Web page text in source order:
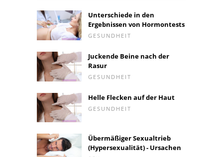
Unterschiede in den
Ergebnissen von Hormontests
GESUNDHEIT
Juckende Beine nach der
Rasur
GESUNDHEIT
Helle Flecken auf der Haut
GESUNDHEIT
Übermäßiger Sexualtrieb
(Hypersexualität) - Ursachen